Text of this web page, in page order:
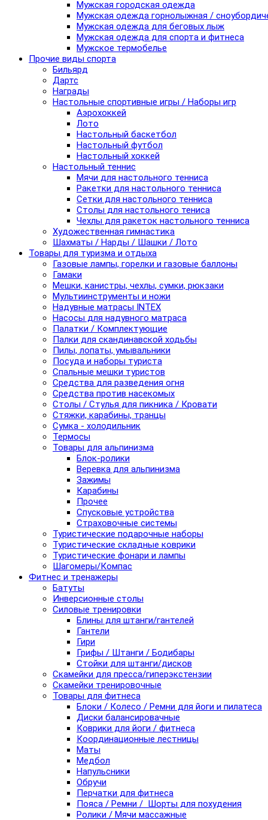
Мужская городская одежда
Мужская одежда горнолыжная /
Мужская одежда для беговых лыж
Мужская одежда для спорта и фитнеса
Мужское термобелье
Прочие виды спорта
Бильярд
Дартс
Награды
Настольные спортивные игры / Наборы игр
Аэрохоккей
Лото
Настольный баскетбол
Настольный футбол
Настольный хоккей
Настольный теннис
Мячи для настольного тенниса
Ракетки для настольного тенниса
Сетки для настольного тенниса
Столы для настольного тениса
Чехлы для ракеток настольного тенниса
Художественная гимнастика
Шахматы / Нарды / Шашки / Лото
Товары для туризма и отдыха
Газовые лампы, горелки и газовые баллоны
Гамаки
Мешки, канистры, чехлы, сумки, рюкзаки
Мультиинструменты и ножи
Надувные матрасы INTEX
Насосы для надувного матраса
Палатки / Комплектующие
Палки для скандинавской ходьбы
Пилы, лопаты, умывальники
Посуда и наборы туриста
Спальные мешки туристов
Средства для разведения огня
Средства против насекомых
Столы / Стулья для пикника / Кровати
Стяжки, карабины, транцы
Сумка - холодильник
Термосы
Товары для альпинизма
Блок-ролики
Веревка для альпинизма
Зажимы
Карабины
Прочее
Спусковые устройства
Страховочные системы
Туристические подарочные наборы
Туристические складные коврики
Туристические фонари и лампы
Шагомеры/Компас
Фитнес и тренажеры
Батуты
Инверсионные столы
Силовые тренировки
Блины для штанги/гантелей
Гантели
Гири
Грифы / Штанги / Бодибары
Стойки для штанги/дисков
Скамейки для пресса/гиперэкстензии
Скамейки тренировочные
Товары для фитнеса
Блоки / Колесо / Ремни для йоги и пилатеса
Диски балансировачные
Коврики для йоги / фитнеса
Координационные лестницы
Маты
Медбол
Напульсники
Обручи
Перчатки для фитнеса
Пояса / Ремни / Шорты для похудения
Ролики / Мячи массажные